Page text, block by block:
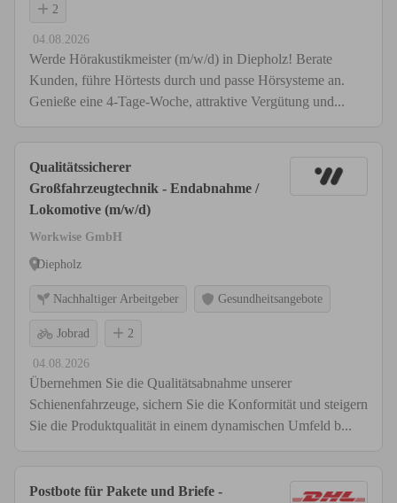
2
04.08.2026
Werde Hörakustikmeister (m/w/d) in Diepholz! Berate
Kunden, führe Hörtests durch und passe Hörsysteme an.
Genieße eine 4-Tage-Woche, attraktive Vergütung und...
Qualitätssicherer
Großfahrzeugtechnik - Endabnahme /
Lokomotive (m/w/d)
Workwise GmbH
Diepholz
Nachhaltiger Arbeitgeber Gesundheitsangebote
Jobrad 2
04.08.2026
Übernehmen Sie die Qualitätsabnahme unserer
Schienenfahrzeuge, sichern Sie die Konformität und steigern
Sie die Produktqualität in einem dynamischen Umfeld b...
Postbote für Pakete und Briefe -